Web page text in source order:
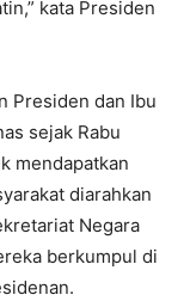
kata Presiden
Presiden dan Ibu
sejak Rabu
mendapatkan
diarahkan
Negara
berkumpul di